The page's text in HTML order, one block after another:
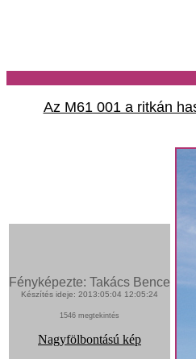
Az M61 001 a ritkán
Fényképezte: Takács Bence
Készítés ideje: 2013:05:04 12:05:24
1546 megtekintés
Nagyfölbontású kép